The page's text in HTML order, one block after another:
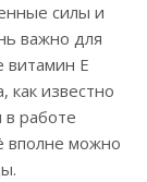
силы и
важно для
витамин Е
известно
работе
вполне можно